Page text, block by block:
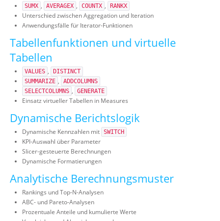
SUMX , AVERAGEX , COUNTX , RANKX
Unterschied zwischen Aggregation und Iteration
Anwendungsfälle für Iterator-Funktionen
Tabellenfunktionen und virtuelle
Tabellen
VALUES ,
DISTINCT
SUMMARIZE ,
ADDCOLUMNS
SELECTCOLUMNS , GENERATE
Einsatz virtueller Tabellen in Measures
Dynamische Berichtslogik
Dynamische Kennzahlen mit SWITCH
KPI-Auswahl über Parameter
Slicer-gesteuerte Berechnungen
Dynamische Formatierungen
Analytische Berechnungsmuster
Rankings und Top-N-Analysen
ABC- und Pareto-Analysen
Prozentuale Anteile und kumulierte Werte